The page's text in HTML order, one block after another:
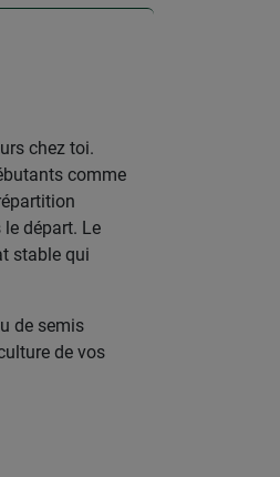
chez toi.
comme
départ. Le
stable qui
de semis
de vos